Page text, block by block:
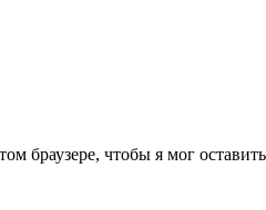
браузере, чтобы я мог